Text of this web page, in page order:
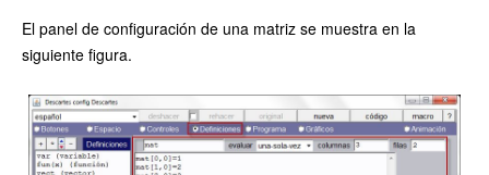
El panel de configuración de una matriz se muestra en la
siguiente figura.